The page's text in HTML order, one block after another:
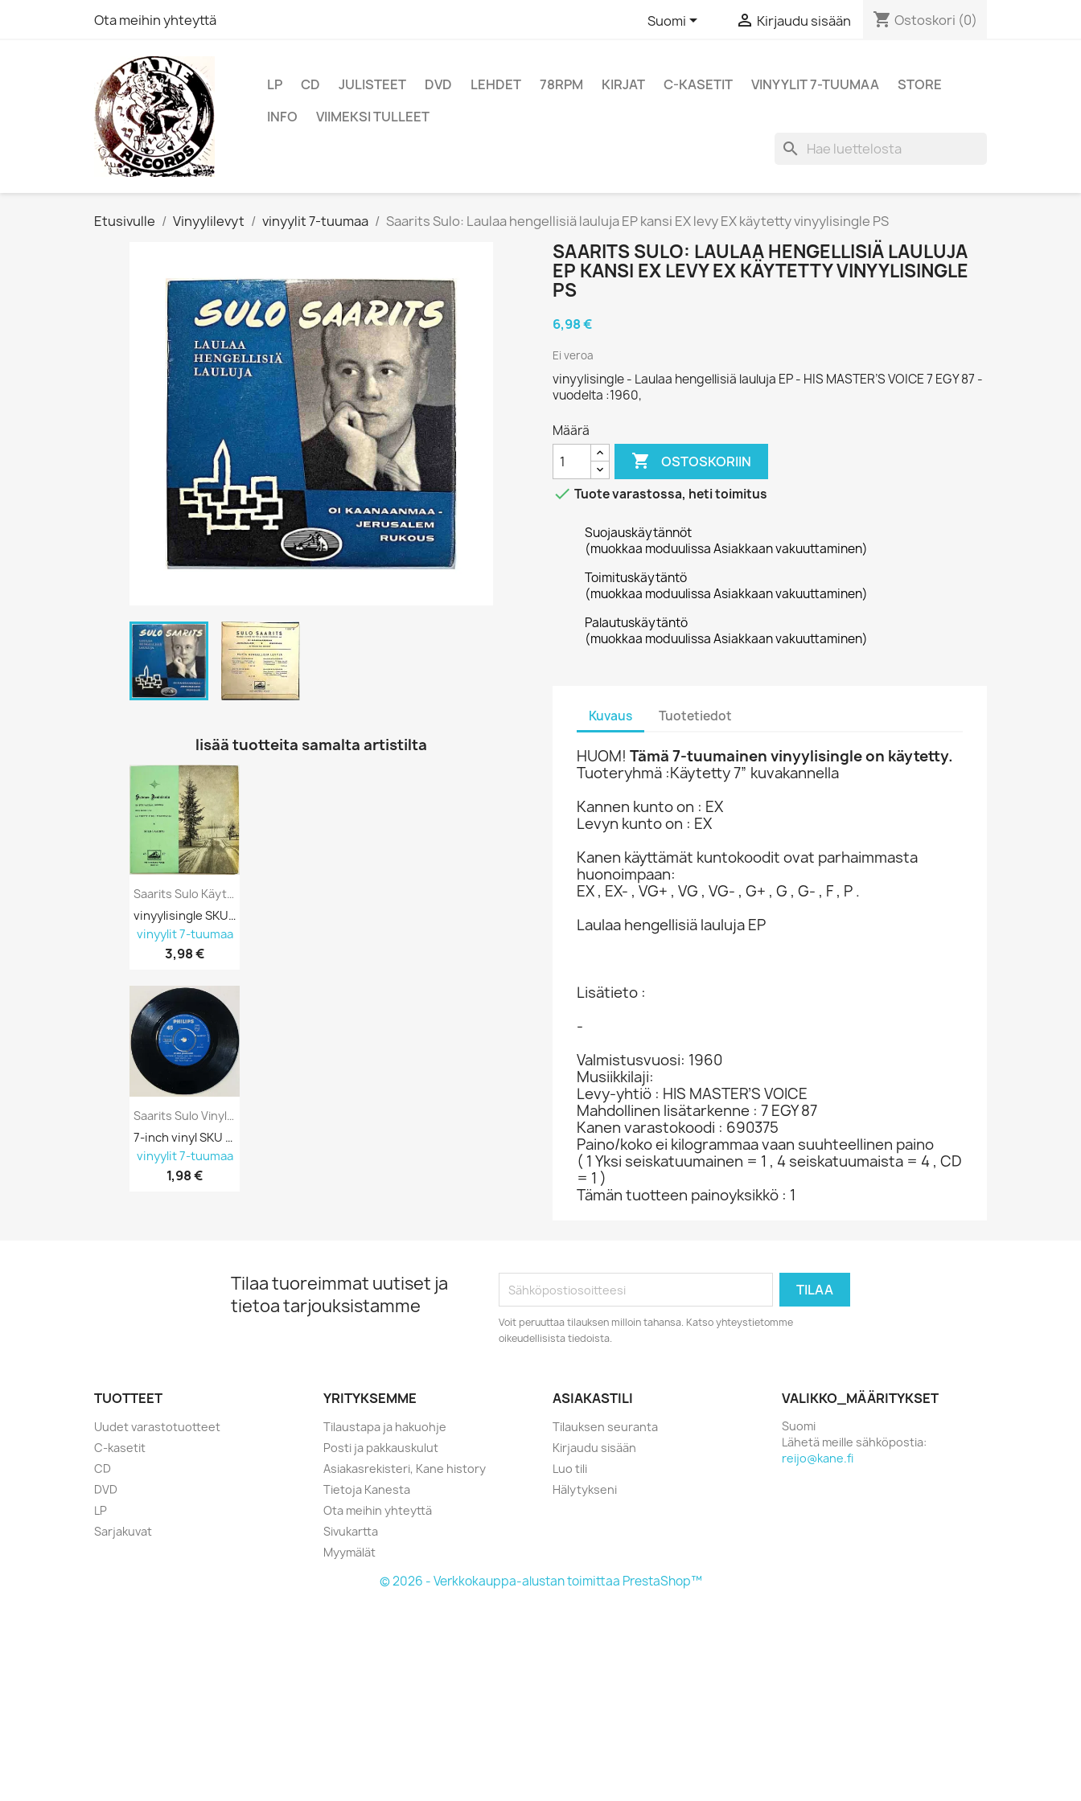
Ota meihin yhteyttä Suomi  Kirjaudu sisään shopping_cart Ostoskori (0)
LP CD JULISTEET DVD LEHDET 78RPM KIRJAT C-KASETIT VINYYLIT 7-TUUMAA
STORE
INFO
VIIMEKSI TULLEET
search
Etusivulle Vinyylilevyt vinyylit 7-tuumaa Saarits Sulo: Laulaa hengellisiä lauluja EP kansi EX levy EX käytetty vinyylisingle PS
lisää tuotteita samalta artistilta
Saarits Sulo Käytetty 7” Kuvakannella...
vinyylisingle SKU 691428
vinyylit 7-tuumaa
3,98 €
Saarits Sulo Vinyl Single Sylvian...
7-inch vinyl SKU 691151
vinyylit 7-tuumaa
1,98 €
SAARITS SULO: LAULAA HENGELLISIÄ LAULUJA
EP KANSI EX LEVY EX KÄYTETTY VINYYLISINGLE
PS
6,98 €
Ei veroa
vinyylisingle - Laulaa hengellisiä lauluja EP - HIS MASTER’S VOICE 7 EGY 87 -
vuodelta :1960,
Määrä
 OSTOSKORIIN
 Tuote varastossa, heti toimitus
Suojauskäytännöt
(muokkaa moduulissa Asiakkaan vakuuttaminen)
Toimituskäytäntö
(muokkaa moduulissa Asiakkaan vakuuttaminen)
Palautuskäytäntö
(muokkaa moduulissa Asiakkaan vakuuttaminen)
Kuvaus Tuotetiedot
HUOM! Tämä 7-tuumainen vinyylisingle on käytetty.
Tuoteryhmä :Käytetty 7” kuvakannella
Kannen kunto on : EX
Levyn kunto on : EX
Kanen käyttämät kuntokoodit ovat parhaimmasta
huonoimpaan:
EX , EX- , VG+ , VG , VG- , G+ , G , G- , F , P .
Laulaa hengellisiä lauluja EP
Lisätieto :
-
Valmistusvuosi: 1960
Musiikkilaji:
Levy-yhtiö : HIS MASTER’S VOICE
Mahdollinen lisätarkenne : 7 EGY 87
Kanen varastokoodi : 690375
Paino/koko ei kilogrammaa vaan suuhteellinen paino
( 1 Yksi seiskatuumainen = 1 , 4 seiskatuumaista = 4 , CD
= 1 )
Tämän tuotteen painoyksikkö : 1
Tilaa tuoreimmat uutiset ja
tietoa tarjouksistamme
Voit peruuttaa tilauksen milloin tahansa. Katso yhteystietomme
oikeudellisista tiedoista.
TUOTTEET
Uudet varastotuotteet
C-kasetit
CD
DVD
LP
Sarjakuvat
YRITYKSEMME
Tilaustapa ja hakuohje
Posti ja pakkauskulut
Asiakasrekisteri, Kane history
Tietoja Kanesta
Ota meihin yhteyttä
Sivukartta
Myymälät
ASIAKASTILI
Tilauksen seuranta
Kirjaudu sisään
Luo tili
Hälytykseni
VALIKKO_MÄÄRITYKSET
Suomi
Lähetä meille sähköpostia:
reijo@kane.fi
© 2026 - Verkkokauppa-alustan toimittaa PrestaShop™